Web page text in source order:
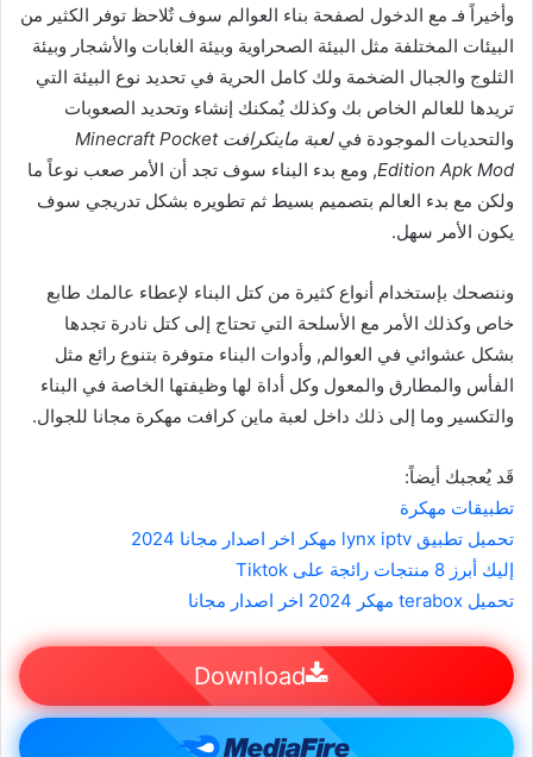
وأخيراً فـ مع الدخول لصفحة بناء العوالم سوف تٌلاحظ توفر الكثير من
البيئات المختلفة مثل البيئة الصحراوية وبيئة الغابات والأشجار وبيئة
الثلوج والجبال الضخمة ولك كامل الحرية في تحديد نوع البيئة التي
تريدها للعالم الخاص بك وكذلك يٌمكنك إنشاء وتحديد الصعوبات
والتحديات الموجودة في
لعبة ماينكرافت Minecraft Pocket
Edition Apk Mod, ومع بدء البناء سوف تجد أن الأمر صعب نوعاً ما
ولكن مع بدء العالم بتصميم بسيط ثم تطويره بشكل تدريجي سوف
يكون الأمر سهل.
وننصحك بإستخدام أنواع كثيرة من كتل البناء لإعطاء عالمك طابع
خاص وكذلك الأمر مع الأسلحة التي تحتاج إلى كتل نادرة تجدها
بشكل عشوائي في العوالم, وأدوات البناء متوفرة بتنوع رائع مثل
الفأس والمطارق والمعول وكل أداة لها وظيفتها الخاصة في البناء
والتكسير وما إلى ذلك داخل لعبة ماين كرافت مهكرة مجانا للجوال.
قَد يُعجبك أيضاً:
تطبيقات مهكرة
تحميل تطبيق lynx iptv مهكر اخر اصدار مجانا 2024
إليك أبرز 8 منتجات رائجة على Tiktok
تحميل terabox مهكر 2024 اخر اصدار مجانا
Download